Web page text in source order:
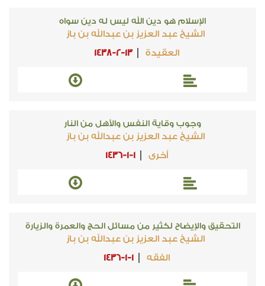
الإسلام هو دين الله ليس له دين سواه
الشيخ عبد العزيز بن عبدالله بن باز
العقيدة
1438-2-13
وجوب وقاية النفس والأهل من النار
الشيخ عبد العزيز بن عبدالله بن باز
أخرى
1436-1-1
التحقيق والإيضاح لكثير من مسائل الحج والعمرة والزيارة
الشيخ عبد العزيز بن عبدالله بن باز
الفقه
1436-1-1